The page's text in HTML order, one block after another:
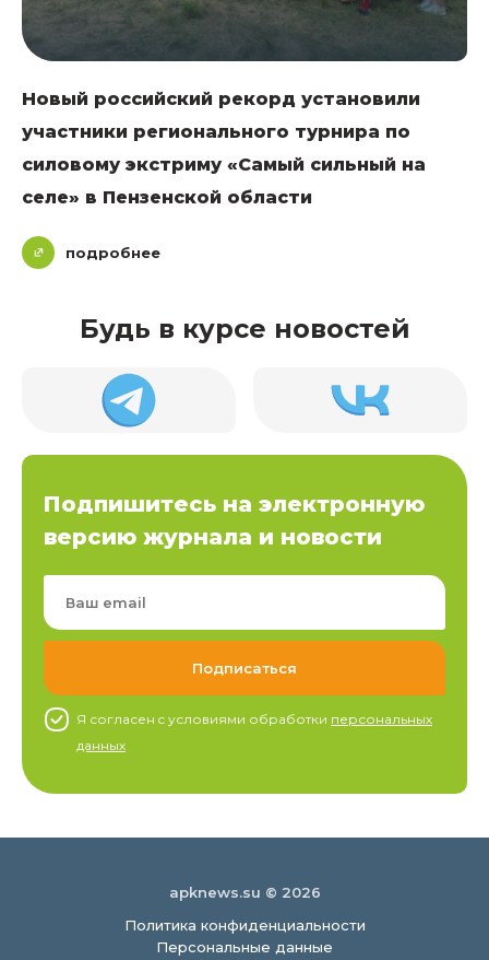
Новый российский рекорд установили
участники регионального турнира по
силовому экстриму «Самый сильный на
селе» в Пензенской области
подробнее
Будь в курсе новостей
Подпишитесь на электронную
версию журнала и новости
Я согласен c условиями обработки персональных
данных
apknews.su © 2026
Политика конфиденциальности
Персональные данные